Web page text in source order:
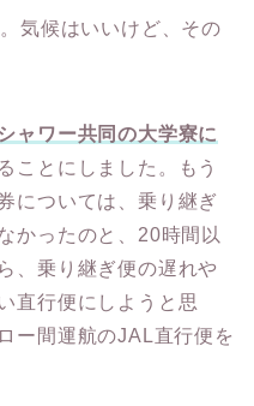
気候はいいけど、その
ャワー共同の大学寮に
ことにしました。もう
については、乗り継ぎ
かったのと、20時間以
、乗り継ぎ便の遅れや
直行便にしようと思
ー間運航のJAL直行便を